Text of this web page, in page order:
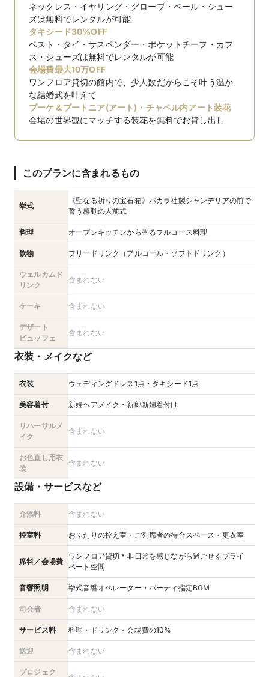
ネックレス・イヤリング・グローブ・ベール・シュー
ズは無料でレンタルが可能
タキシード30%OFF
ベスト・タイ・サスペンダー・ポケットチーフ・カフ
ス・シューズは無料でレンタルが可能
会場費最大10万OFF
ワンフロア貸切の館内で、少人数だからこそ叶う温か
な結婚式を叶えて
ブーケ＆ブートニア(アート)・チャペル内アート装花
会場の世界観にマッチする装花を無料でお貸し出し
このプランに含まれるもの
挙式
《聖なる祈りの宝石箱》バカラ社製シャンデリアの前で
誓う感動の人前式
料理 オープンキッチンから香るフルコース料理
飲物 フリードリンク（アルコール・ソフトドリンク）
ウェルカムド
リンク
含まれない
ケーキ 含まれない
デザート
ビュッフェ
含まれない
衣装・メイクなど
衣装 ウェディングドレス1点・タキシード1点
美容着付 新婦ヘアメイク・新郎新婦着付け
リハーサルメ
イク
含まれない
お色直し用衣
装
含まれない
設備・サービスなど
介添料 含まれない
控室料 おふたりの控え室・ご列席者の待合スペース・更衣室
席料／会場費
ワンフロア貸切＊非日常を感じながら過ごせるプライ
ベート空間
音響照明 挙式音響オペレーター・パーティ指定BGM
司会者 含まれない
サービス料 料理・ドリンク・会場費の10%
送迎 含まれない
プロジェク